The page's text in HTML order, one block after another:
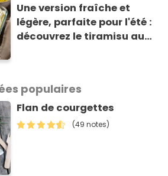
Une version fraîche et
légère, parfaite pour l'été :
découvrez le tiramisu au
populaires
Flan de courgettes
(49 notes)